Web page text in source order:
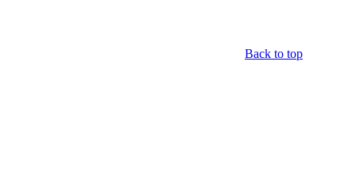
Back to top